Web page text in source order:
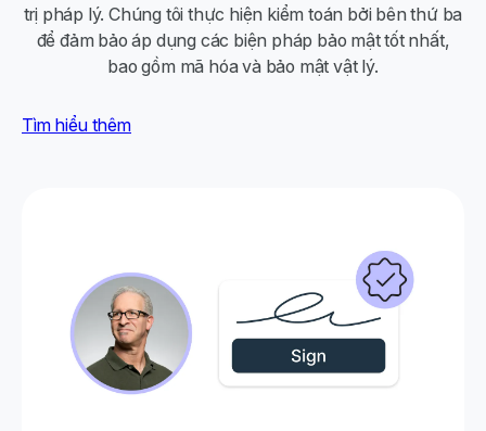
trị pháp lý. Chúng tôi thực hiện kiểm toán bởi bên thứ ba
để đảm bảo áp dụng các biện pháp bảo mật tốt nhất,
bao gồm mã hóa và bảo mật vật lý.
Tìm hiểu thêm